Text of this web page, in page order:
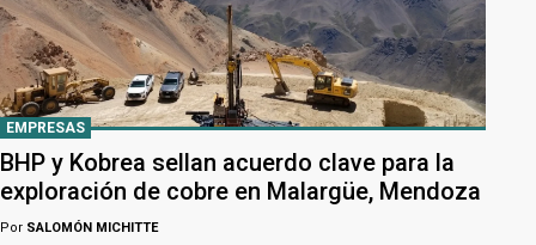
EMPRESAS
BHP y Kobrea sellan acuerdo clave para la
exploración de cobre en Malargüe, Mendoza
Por SALOMÓN MICHITTE